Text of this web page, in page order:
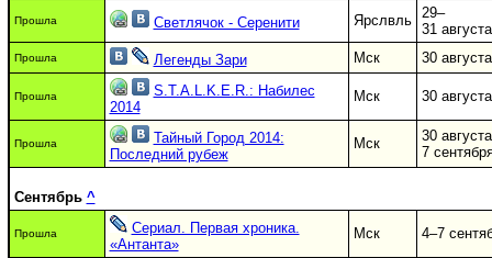
Прошла Светлячок - Серенити Ярслвль
29–
31 августа
Прошла Легенды Зари Мск 30 августа
Прошла
S.T.A.L.K.E.R.: Набилес
2014
Мск 30 августа
Прошла
Тайный Город 2014:
Последний рубеж
Мск
30
7
Сентябрь ^
Прошла
Сериал. Первая хроника.
«Антанта»
Мск 4–7